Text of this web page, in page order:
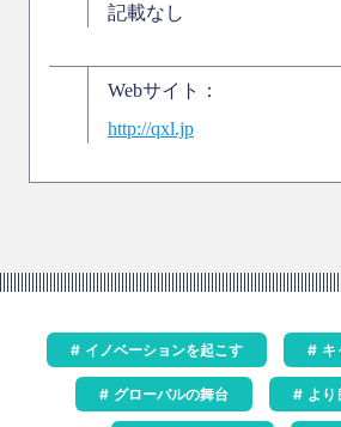
記載なし
Webサイト：
http://qxl.jp
イノベーションを起こす キ
グローバルの舞台 より